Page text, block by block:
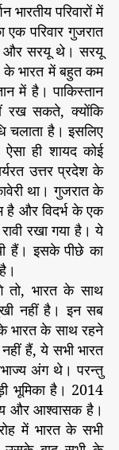
परिवारों में
एक परिवार गुजरात
और सरयू थे। सरयू
के भारत में बहुत कम
में है। पाकिस्तान
रख सकते, क्योंकि
चलाता है। इसलिए
ही शायद कोई
उत्तर प्रदेश के
था। गुजरात के
है और विदर्भ के एक
रखा गया है। ये
हैं। इसके पीछे का
तो, भारत के साथ
नहीं है। इन सब
भारत के साथ रहने
हैं, ये सभी भारत
अंग थे। परन्तु
भूमिका है। 2014
और आश्वासक है।
में भारत के सभी